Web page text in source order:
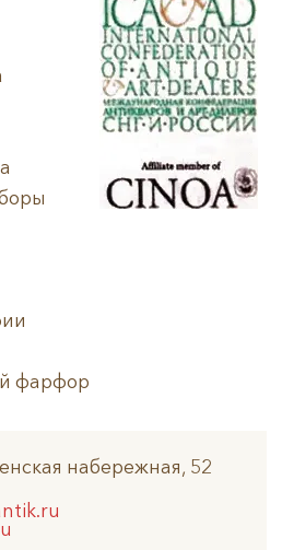
фарфор
набережная, 52